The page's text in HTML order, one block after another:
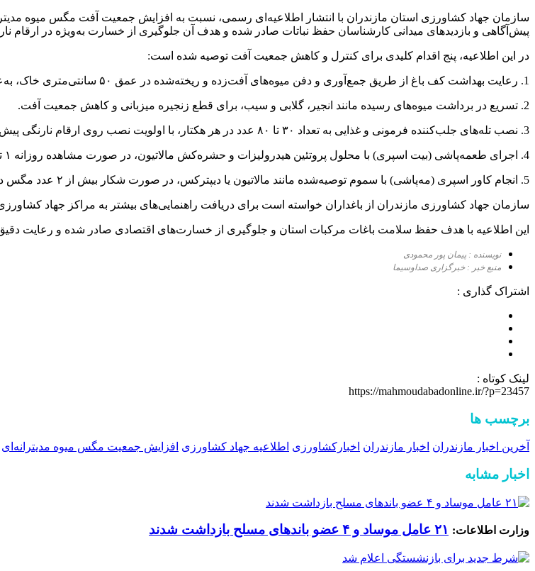
سازمان جهاد کشاورزی استان مازندران با انتشار اطلاعیه‌ای رسمی، نسبت به افزایش جمعیت آفت مگس میوه
پیش‌آگاهی و بازدیدهای میدانی کارشناسان حفظ نباتات صادر شده و هدف آن جلوگیری از خسارت به‌ویژه در
در این اطلاعیه، پنج اقدام کلیدی برای کنترل و کاهش جمعیت آفت توصیه شده است:
1. رعایت بهداشت کف باغ از طریق جمع‌آوری و دفن میوه‌های آفت‌زده و ریخته‌شده در عمق ۵۰ سانتی‌متری خاک، به‌عنوان اقدامی مؤثر در کاهش آلودگی.
2. تسریع در برداشت میوه‌های رسیده مانند انجیر، گلابی و سیب، برای قطع زنجیره میزبانی و کاهش جمعیت آفت.
3. نصب تله‌های جلب‌کننده فرمونی و غذایی به تعداد ۳۰ تا ۸۰ عدد در هر هکتار، با اولویت نصب روی ارقام نارنگی پیش‌رس برای شکار انبوه مگس‌ها.
4. اجرای طعمه‌پاشی (بیت اسپری) با محلول پروتئین هیدرولیزات و حشره‌کش مالاتیون، در صورت مشاهده روزانه ۱ تا ۲ عدد مگس در تله‌ها، با پاشش قطرات درشت روی تنه و شاخ و برگ درختان فاقد میوه.
5. انجام کاور اسپری (مه‌پاشی) با سموم توصیه‌شده مانند مالاتیون یا دیپترکس، در صورت شکار بیش از ۲ عدد مگس در هر تله، با مشاوره کارشناسان حفظ نباتات.
سازمان جهاد کشاورزی مازندران از باغداران خواسته است برای دریافت راهنمایی‌های بیشتر به مراکز جهاد
این اطلاعیه با هدف حفظ سلامت باغات مرکبات استان و جلوگیری از خسارت‌های اقتصادی صادر شده و رعایت
نویسنده : پیمان پور محمودی
منبع خبر : خبرگزاری صداوسیما
اشتراک گذاری :
لینک کوتاه :
https://mahmoudabadonline.ir/?p=23457
برچسب ها
آخرین اخبار مازندران اخبار مازندران اخبارکشاورزی اطلاعیه جهاد کشاورزی افزایش جمعیت مگس میوه مدیترانه‌ای
اخبار مشابه
وزارت اطلاعات: ۲۱ عامل موساد و ۴ عضو باند‌های مسلح بازداشت شدند